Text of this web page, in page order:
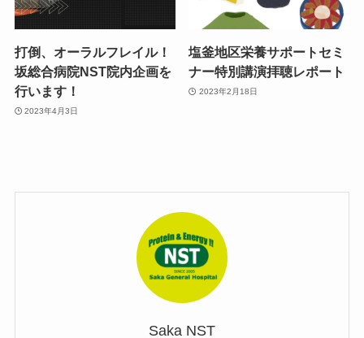
打倒、オーラルフレイル！
坂総合病院NST院内企画を
行います！
2023年4月3日
塩釜地区栄養サポートセミ
ナー特別講演拝聴レポート
2023年2月18日
Saka NST